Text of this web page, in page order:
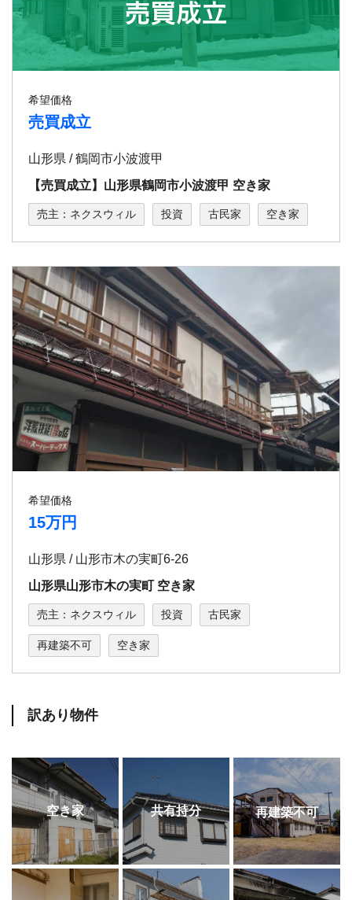
希望価格
売買成立
山形県 / 鶴岡市小波渡甲
【売買成立】山形県鶴岡市小波渡甲 空き家
売主：ネクスウィル 投資 古民家 空き家
希望価格
15万円
山形県 / ⼭形市⽊の実町6-26
⼭形県⼭形市⽊の実町 空き家
売主：ネクスウィル 投資 古民家
再建築不可 空き家
訳あり物件
空き家 共有持分 再建築不可